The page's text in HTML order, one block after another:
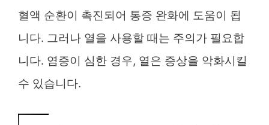
혈액 순환이 촉진되어 통증 완화에 도움이 됩
니다. 그러나 열을 사용할 때는 주의가 필요합
니다. 염증이 심한 경우, 열은 증상을 악화시킬
수 있습니다.